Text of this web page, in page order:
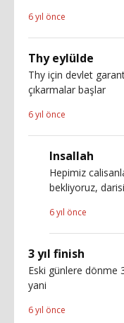
6 yıl önce
Thy eylülde
Thy için devlet
çıkarmalar başlar
6 yıl önce
Insallah
Hepimiz
bekliyoruz,
6 yıl önce
3 yıl finish
Eski günlere dönme
yani
6 yıl önce